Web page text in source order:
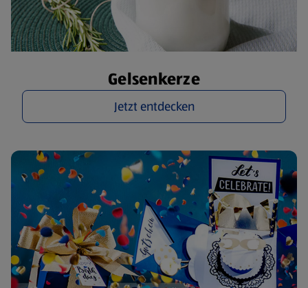
Gelsenkerze
Jetzt entdecken